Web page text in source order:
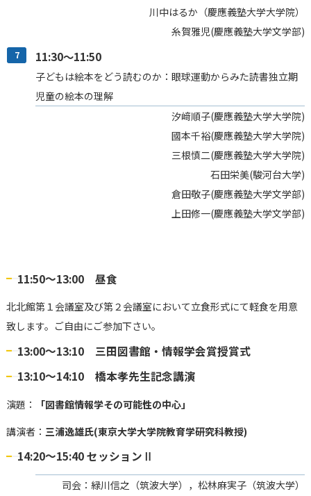
川中はるか（慶應義塾大学大学院）
糸賀雅児(慶應義塾大学文学部)
7 11:30～11:50
子どもは絵本をどう読むのか：眼球運動からみた読書独立期
児童の絵本の理解
汐﨑順子(慶應義塾大学大学院)
國本千裕(慶應義塾大学大学院)
三根慎二(慶應義塾大学大学院)
石田栄美(駿河台大学)
倉田敬子(慶應義塾大学文学部)
上田修一(慶應義塾大学文学部)
11:50～13:00 昼食
北北館第１会議室及び第２会議室において立食形式にて軽食を用意
致します。ご自由にご参加下さい。
13:00～13:10 三田図書館・情報学会賞授賞式
13:10～14:10 橋本孝先生記念講演
演題：
「図書館情報学その可能性の中心」
講演者： 三浦逸雄氏(東京大学大学院教育学研究科教授)
14:20～15:40 セッションⅡ
司会：緑川信之（筑波大学），松林麻実子（筑波大学）